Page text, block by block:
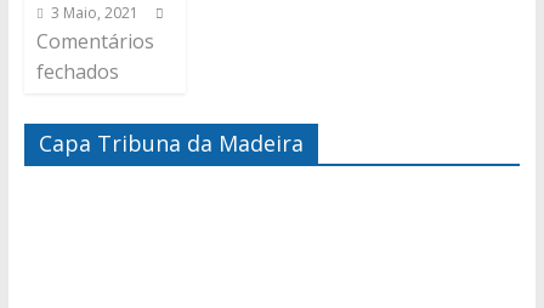
3 Maio, 2021
Comentários
fechados
Capa Tribuna da Madeira